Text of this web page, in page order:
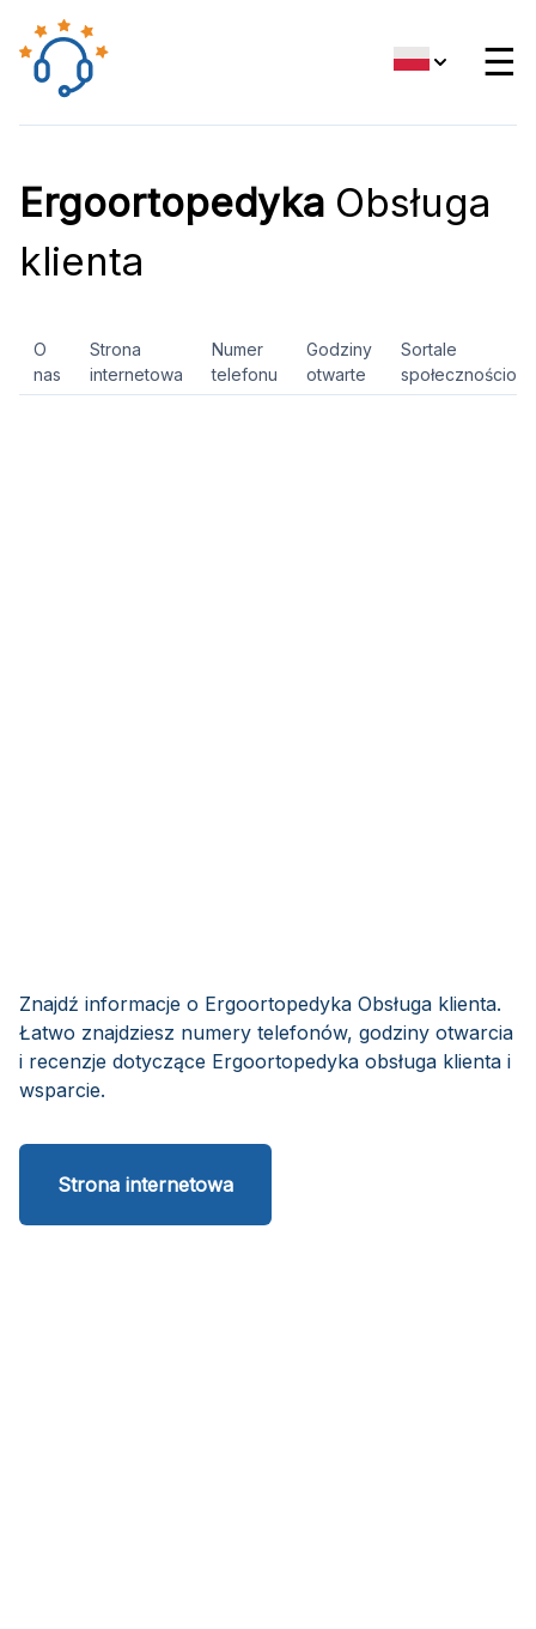
☰
Ergoortopedyka Obsługa
klienta
O
nas
Strona
internetowa
Numer
telefonu
Godziny
otwarte
Sortale
Znajdź informacje o Ergoortopedyka Obsługa klienta.
Łatwo znajdziesz numery telefonów, godziny otwarcia
i recenzje dotyczące Ergoortopedyka obsługa klienta i
wsparcie.
Strona internetowa